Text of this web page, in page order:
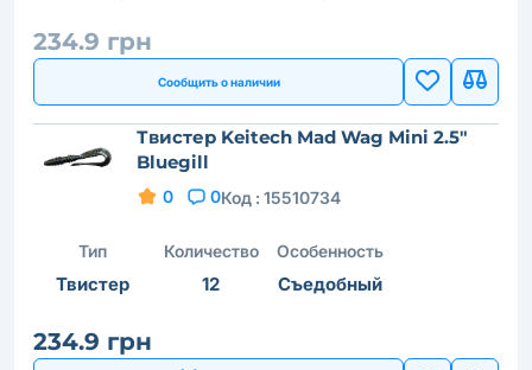
234.9 грн
Сообщить о наличии
Твистер Keitech Mad Wag Mini 2.5"
Bluegill
0 0Код : 15510734
Тип
Твистер
Количество
12
Особенность
Съедобный
234.9 грн